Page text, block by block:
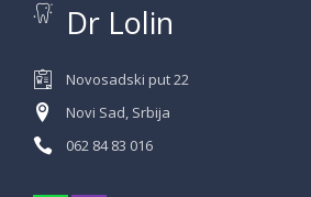
Dr Lolin
Novosadski put 22
Novi Sad, Srbija
062 84 83 016